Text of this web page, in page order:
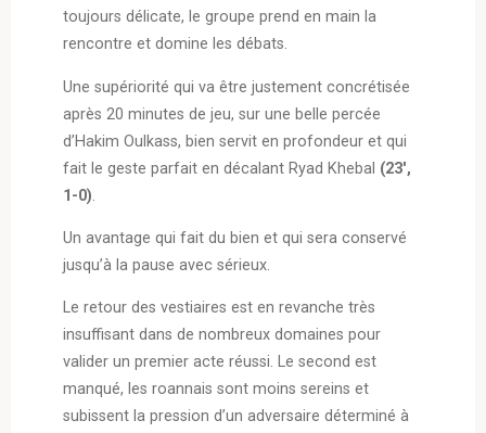
toujours délicate, le groupe prend en main la
rencontre et domine les débats.
Une supériorité qui va être justement concrétisée
après 20 minutes de jeu, sur une belle percée
d’Hakim Oulkass, bien servit en profondeur et qui
fait le geste parfait en décalant Ryad Khebal (23′,
1-0)
Un avantage qui fait du bien et qui sera conservé
jusqu’à la pause avec sérieux.
Le retour des vestiaires est en revanche très
insuffisant dans de nombreux domaines pour
valider un premier acte réussi. Le second est
manqué, les roannais sont moins sereins et
subissent la pression d’un adversaire déterminé à